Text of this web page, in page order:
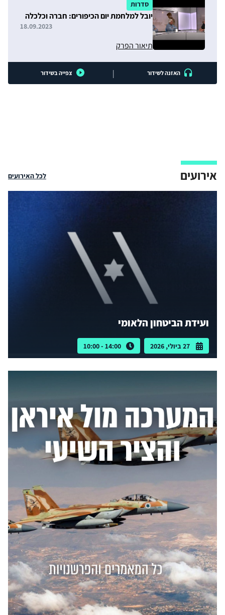
סדרות
יובל למלחמת יום הכיפורים: חברה וכלכלה
תיאור הפרק
18.09.2023
האזנה לשידור | צפייה בשידור
אירועים לכל האירועים
ועידת הביטחון הלאומי
27 ביולי, 2026 14:00 - 10:00